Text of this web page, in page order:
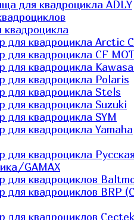
для квадроцикла ADLY
для квадроцикла Arctic
для квадроцикла CF
для квадроцикла
для квадроцикла Polaris
для квадроцикла Stels
для квадроцикла Suzuki
для квадроцикла SYM
для квадроцикла Yamaha
для квадроцикла
GAMAX
для квадроциклов
для квадроциклов BRP
для квадроциклов Cectek